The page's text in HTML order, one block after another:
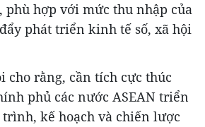
phù hợp với mức thu nhập của
phát triển kinh tế số, xã hội
cho rằng, cần tích cực thúc
phủ các nước ASEAN triển
kế hoạch và chiến lược